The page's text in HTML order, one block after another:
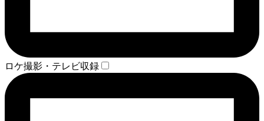
ロケ撮影・テレビ収録